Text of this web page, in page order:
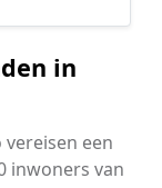
in
een
inwoners van